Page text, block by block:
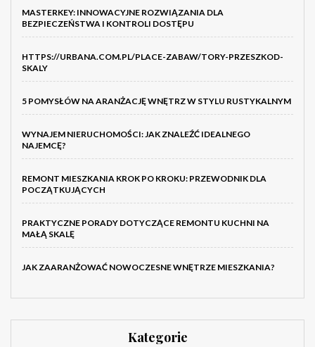
MASTERKEY: INNOWACYJNE ROZWIĄZANIA DLA
BEZPIECZEŃSTWA I KONTROLI DOSTĘPU
HTTPS://URBANA.COM.PL/PLACE-ZABAW/TORY-PRZESZKOD-
SKALY
5 POMYSŁÓW NA ARANŻACJĘ WNĘTRZ W STYLU RUSTYKALNYM
WYNAJEM NIERUCHOMOŚCI: JAK ZNALEŹĆ IDEALNEGO
NAJEMCĘ?
REMONT MIESZKANIA KROK PO KROKU: PRZEWODNIK DLA
POCZĄTKUJĄCYCH
PRAKTYCZNE PORADY DOTYCZĄCE REMONTU KUCHNI NA
MAŁĄ SKALĘ
JAK ZAARANŻOWAĆ NOWOCZESNE WNĘTRZE MIESZKANIA?
Kategorie